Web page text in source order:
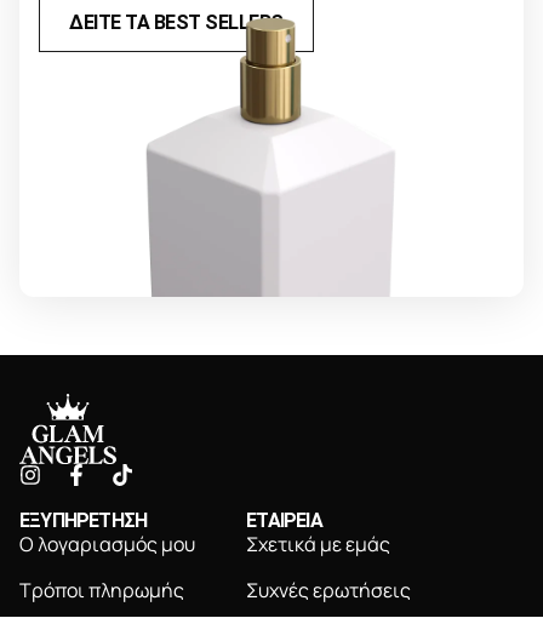
ΔΕΙΤΕ ΤΑ BEST SELLERS
ΕΞΥΠΗΡΕΤΗΣΗ
Ο λογαριασμός μου
Τρόποι πληρωμής
ΕΤΑΙΡΕΙΑ
Σχετικά με εμάς
Συχνές ερωτήσεις